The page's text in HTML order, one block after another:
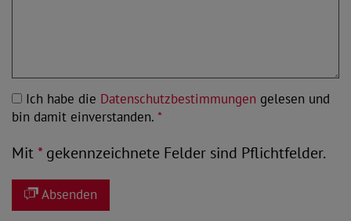
Ich habe die Datenschutzbestimmungen gelesen und
bin damit einverstanden. *
Mit*gekennzeichnete Felder sind Pflichtfelder.
Absenden